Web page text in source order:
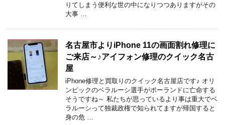
りてしまう便利な世の中になりつつありますがその
大事 …
名古屋市よりiPhone 11の画面割れ修理に
ご来店～♪アイフォン修理のクイック名古
屋
iPhone修理と買取りのクイック名古屋店です♪ オリ
ンピックのベラルーシ選手がポーランドに亡命する
そうですね～ 私たちが思っているより事は重大でベ
ラルーシって独裁政権で知られてますが帰国すると
身の危 …